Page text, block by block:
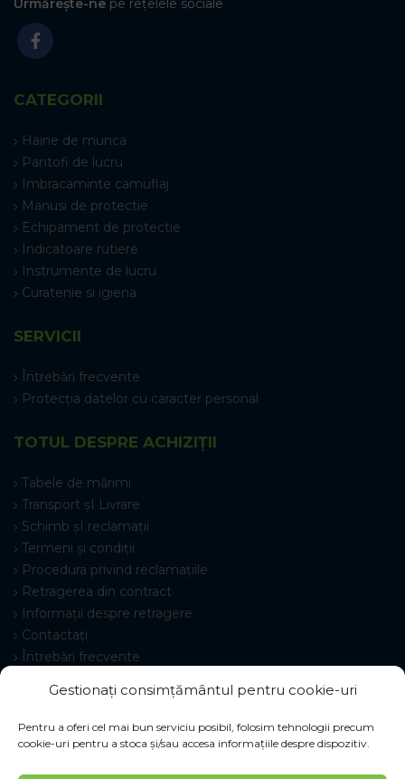
Gestionați consimțământul pentru cookie-uri
Pentru a oferi cel mai bun serviciu posibil, folosim tehnologii precum
cookie-uri pentru a stoca și/sau accesa informațiile despre dispozitiv.
Urmărește-ne pe rețelele sociale
CATEGORII
Haine de munca
Pantofi de lucru
Imbracaminte camuflaj
Manusi de protectie
Echipament de protectie
Indicatoare rutiere
Instrumente de lucru
Curatenie si igiena
SERVICII
Întrebări frecvente
Protecția datelor cu caracter personal
TOTUL DESPRE ACHIZIȚII
Tabele de mărimi
Transport șI Livrare
Schimb șI reclamații
Termeni și condiții
Procedura privind reclamațiile
Retragerea din contract
Informații despre retragere
Contactați
Întrebări frecvente